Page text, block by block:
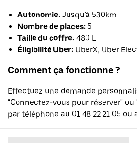
Autonomie: Jusqu'à 530km
Nombre de places: 5
Taille du coffre: 480 L
Éligibilité Uber: UberX, Uber
Comment ça fonctionne ?
Effectuez une demande
"Connectez-vous pour réserver" ou
par téléphone au 01 48 22 21 05 ou